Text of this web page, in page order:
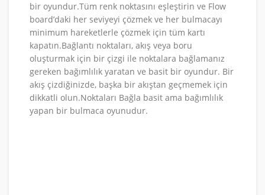
bir oyundur.Tüm renk noktasını eşleştirin ve Flow
board’daki her seviyeyi çözmek ve her bulmacayı
minimum hareketlerle çözmek için tüm kartı
kapatın.Bağlantı noktaları, akış veya boru
oluşturmak için bir çizgi ile noktalara bağlamanız
gereken bağımlılık yaratan ve basit bir oyundur. Bir
akış çizdiğinizde, başka bir akıştan geçmemek için
dikkatli olun.Noktaları Bağla basit ama bağımlılık
yapan bir bulmaca oyunudur.